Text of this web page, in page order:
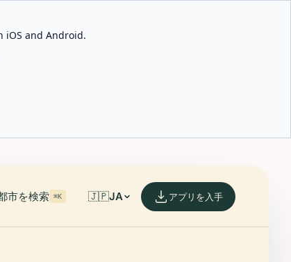
iOS and Android.
市を検索 ⌘K 🇯🇵JA アプリを入手